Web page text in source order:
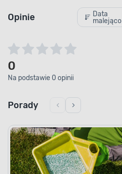
Opinie
Data
malejąco
0
Na podstawie 0 opinii
Porady